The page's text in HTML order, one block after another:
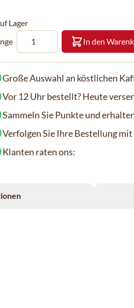
Lager
In den
Große Auswahl an köstlichen
Vor 12 Uhr bestellt? Heute
Sammeln Sie Punkte und
Verfolgen Sie Ihre Bestellung mit
Klanten raten ons: